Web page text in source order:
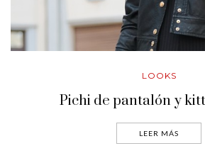
LOOKS
Pichi de pantalón y
LEER MÁS